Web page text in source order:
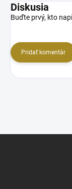
Diskusia
Buďte prvý, kto
Pridať komentár